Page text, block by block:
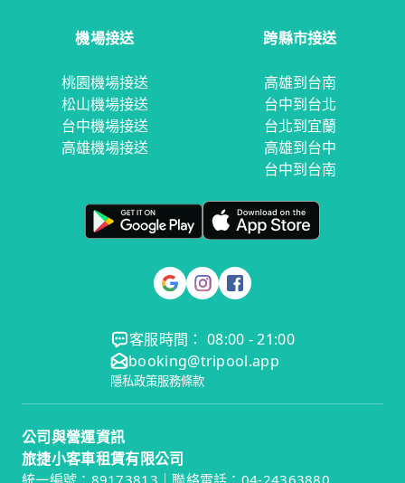
機場接送
桃園機場接送
松山機場接送
台中機場接送
高雄機場接送
跨縣市接送
高雄到台南
台中到台北
台北到宜蘭
高雄到台中
台中到台南
客服時間： 08:00 - 21:00
booking@tripool.app
隱私政策服務條款
公司與營運資訊
旅捷小客車租賃有限公司